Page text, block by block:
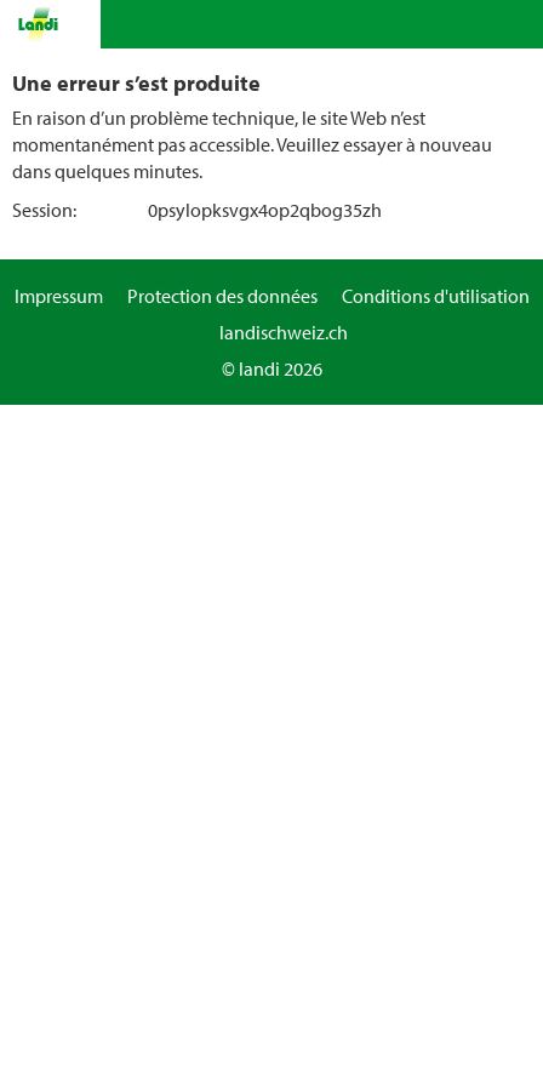
Une erreur s’est produite
En raison d’un problème technique, le site Web n’est
momentanément pas accessible. Veuillez essayer à nouveau
dans quelques minutes.
Session:
0psylopksvgx4op2qbog35zh
Impressum Protection des données
Conditions d'utilisation
landischweiz.ch
© landi 2026